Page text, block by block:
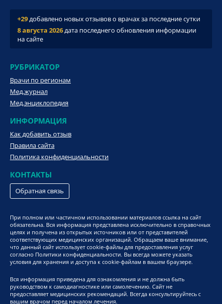
+29добавлено новых отзывов о врачах за последние сутки
8 августа 2026дата последнего обновления информации
на сайте
РУБРИКАТОР
Врачи по регионам
Мед.журнал
Мед.энциклопедия
ИНФОРМАЦИЯ
Как добавить отзыв
Правила сайта
Политика конфиденциальности
КОНТАКТЫ
Обратная связь
При полном или частичном использовании материалов ссылка на сайт
обязательна. Вся информация представлена исключительно в справочных
целях и получена из открытых источников или от представителей
соответствующих медицинских организаций. Обращаем ваше внимание,
что данный сайт использует cookie-файлы для предоставления услуг
согласно Политики конфиденциальности. Вы всегда можете указать
условия для хранения и доступа к cookie-файлам в вашем браузере.
Вся информация приведена для ознакомления и не должна быть
руководством к самодиагностике или самолечению. Сайт не
предоставляет медицинских рекомендаций. Всегда консультируйтесь с
вашим врачом перед началом лечения.